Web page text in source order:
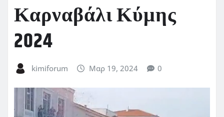
Καρναβάλι Κύμης
2024
kimiforum Μαρ 19, 2024 0